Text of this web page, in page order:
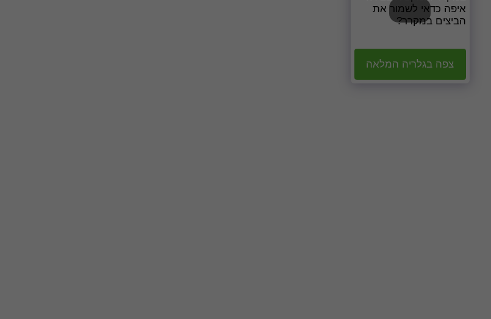
איפה כדאי לשמור את
הביצים במקרר?
צפה בגלריה המלאה